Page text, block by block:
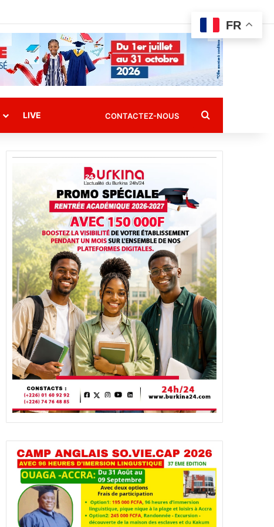
LIVE CONTACTEZ-NOUS Rechercher
FR